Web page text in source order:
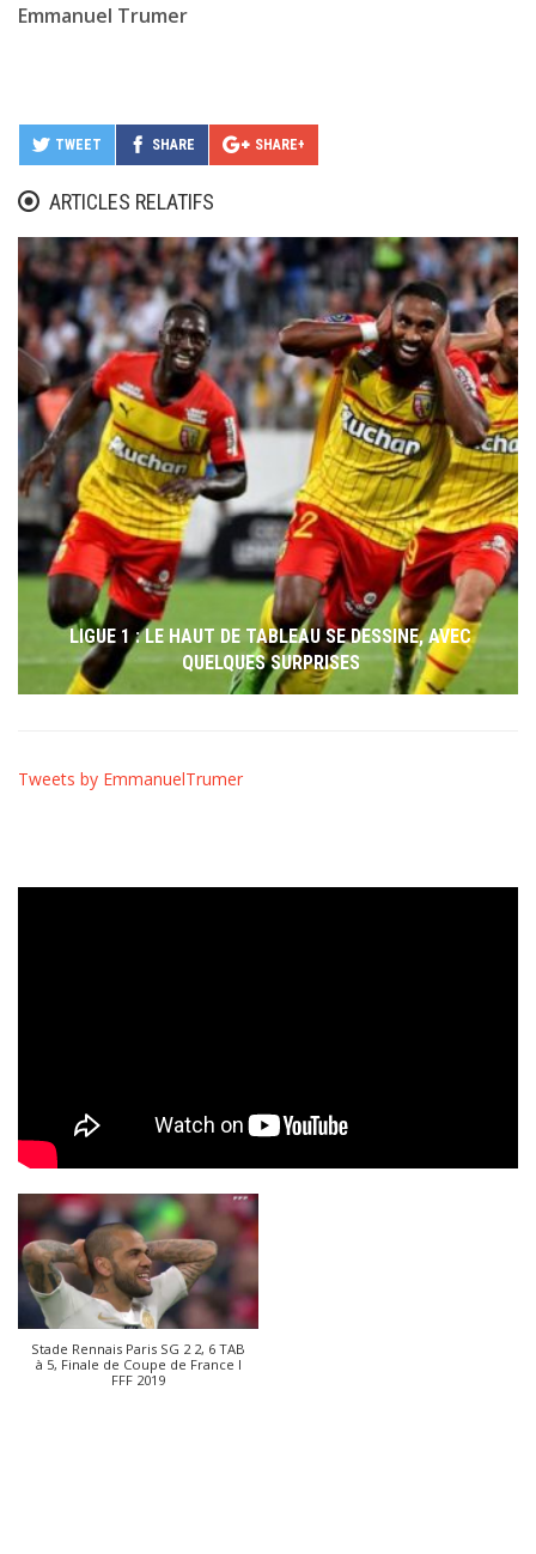
Emmanuel Trumer
TWEET SHARE SHARE+
ARTICLES RELATIFS
LIGUE 1 : LE HAUT DE TABLEAU SE DESSINE, AVEC
QUELQUES SURPRISES
Tweets by EmmanuelTrumer
Stade Rennais Paris SG 2 2, 6 TAB
à 5, Finale de Coupe de France I
FFF 2019